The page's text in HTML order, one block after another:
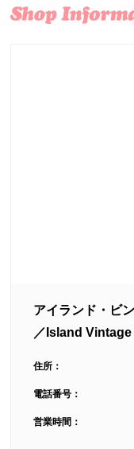
アイランド・ビ
／Island
住所：
電話番号：
営業時間：